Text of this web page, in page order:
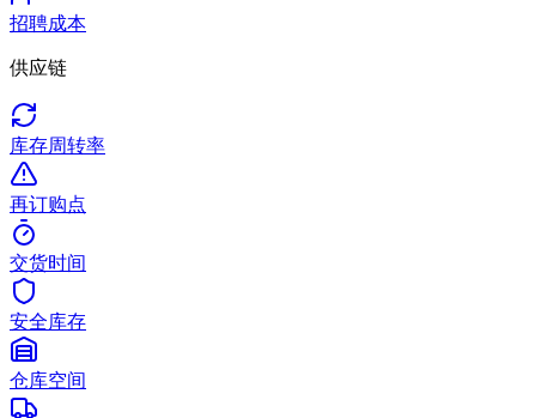
招聘成本
供应链
库存周转率
再订购点
交货时间
安全库存
仓库空间